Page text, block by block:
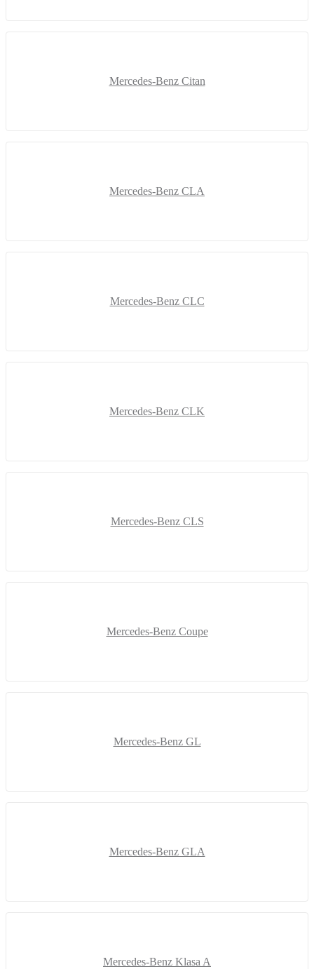
Mercedes-Benz Citan
Mercedes-Benz CLA
Mercedes-Benz CLC
Mercedes-Benz CLK
Mercedes-Benz CLS
Mercedes-Benz Coupe
Mercedes-Benz GL
Mercedes-Benz GLA
Mercedes-Benz Klasa A